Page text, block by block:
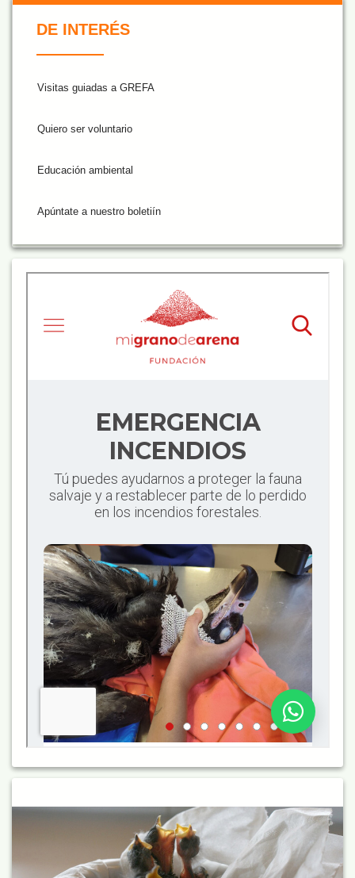
De Interés NARANJA
DE INTERÉS
Visitas guiadas a GREFA
Quiero ser voluntario
Educación ambiental
Apúntate a nuestro boletiín